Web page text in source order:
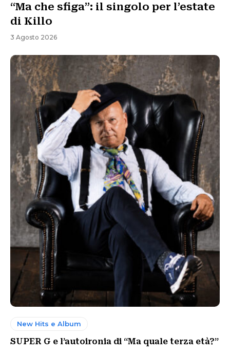
“Ma che sfiga”: il singolo per l’estate
di Killo
3 Agosto 2026
New Hits e Album
SUPER G e l’autoironia di “Ma quale terza età?”